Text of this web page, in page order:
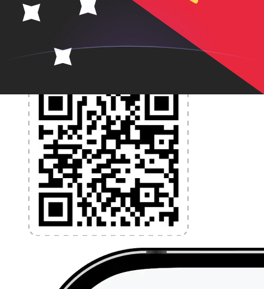
programmez des alertes de taux et transférez de
l'argent à l'étranger sans frais cachés. Téléchargez